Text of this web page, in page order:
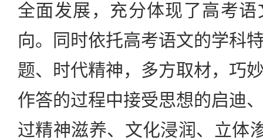
全面发展，充分体现了高考
向。同时依托高考语文的学科
题、时代精神，多方取材，巧
作答的过程中接受思想的启迪
过精神滋养、文化浸润、立体